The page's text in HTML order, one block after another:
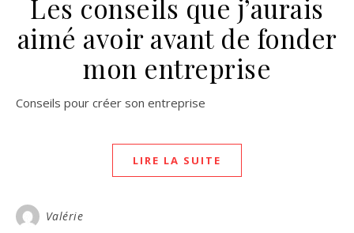
Les conseils que j’aurais
aimé avoir avant de fonder
mon entreprise
Conseils pour créer son entreprise
LIRE LA SUITE
Valérie